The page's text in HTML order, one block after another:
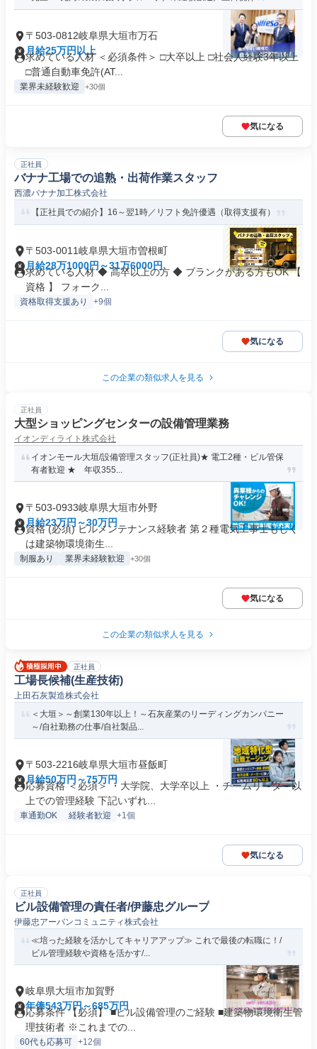
〒503-0812岐阜県大垣市万石
月給25万円以上
求めている人材 ＜必須条件＞ □大卒以上 □社会人経験3年以上
□普通自動車免許(AT...
業界未経験歓迎 +30個
気になる
正社員
バナナ工場での追熟・出荷作業スタッフ
西濃バナナ加工株式会社
【正社員での紹介】16～翌1時／リフト免許優遇（取得支援有）
〒503-0011岐阜県大垣市曽根町
月給28万1000円～31万6000円
求めている人材 ◆ 高卒以上の方 ◆ ブランクがある方もOK 【
資格 】 フォーク...
資格取得支援あり +9個
気になる
この企業の類似求人を見る
正社員
大型ショッピングセンターの設備管理業務
イオンディライト株式会社
イオンモール大垣/設備管理スタッフ(正社員)★ 電工2種・ビル管保
有者歓迎 ★ 年収355...
〒503-0933岐阜県大垣市外野
月給23万円～30万円
資格 (必須) ビルメンテナンス経験者 第２種電気工事士もしく
は建築物環境衛生...
制服あり 業界未経験歓迎 +30個
気になる
この企業の類似求人を見る
正社員
工場長候補(生産技術)
上田石灰製造株式会社
＜大垣＞～創業130年以上！～石灰産業のリーディングカンパニー
～/自社勤務の仕事/自社製品...
〒503-2216岐阜県大垣市昼飯町
月給50万円～75万円
応募資格 ＜必須＞ ・大学院、大学卒以上 ・チームリーダー以
上での管理経験 下記いずれ...
車通勤OK 経験者歓迎 +1個
気になる
正社員
ビル設備管理の責任者/伊藤忠グループ
伊藤忠アーバンコミュニティ株式会社
≪培った経験を活かしてキャリアアップ≫ これで最後の転職に！/
ビル管理経験や資格を活かす/...
岐阜県大垣市加賀野
年俸543万円～685万円
応募条件 【必須】 ■ビル設備管理のご経験 ■建築物環境衛生管
理技術者 ※これまでの...
60代も応募可 +12個